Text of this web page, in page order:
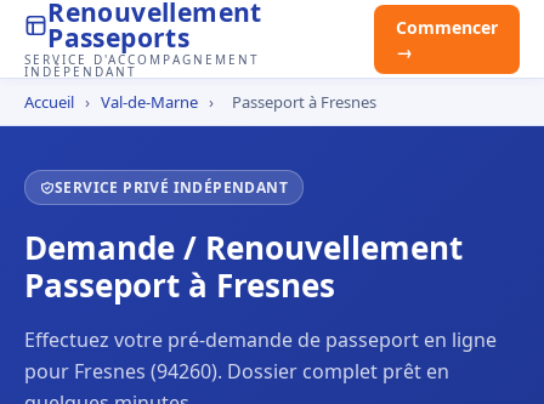
Renouvellement
Passeports
SERVICE D'ACCOMPAGNEMENT
INDÉPENDANT
Commencer
→
Accueil › Val-de-Marne › Passeport à Fresnes
SERVICE PRIVÉ INDÉPENDANT
Demande / Renouvellement
Passeport à Fresnes
Effectuez votre pré-demande de passeport en ligne
pour Fresnes (94260). Dossier complet prêt en